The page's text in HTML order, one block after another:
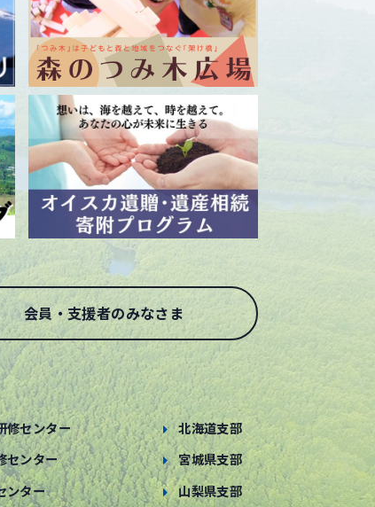
会員・支援者のみなさま
修センター
センター
ンター
北海道支部
宮城県支部
山梨県支部